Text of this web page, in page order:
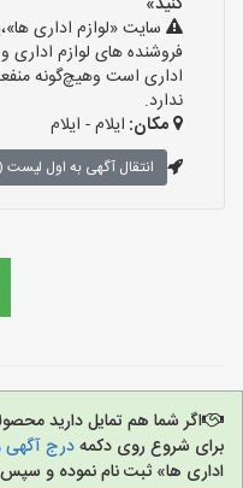
سایت «لوازم اداری
فروشنده های لوازم اداری
اداری است وهیچ‌گونه
ندارد.
مکان: ایلام - ایلام
انتقال آگهی به اول لیست
اگر شما هم تمایل دارید
برای شروع روی دکمهدرج آگهی
اداری ها» ثبت نام نموده و